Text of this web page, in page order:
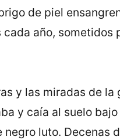
de piel
año,
y las miradas de
y caía al suelo
luto.